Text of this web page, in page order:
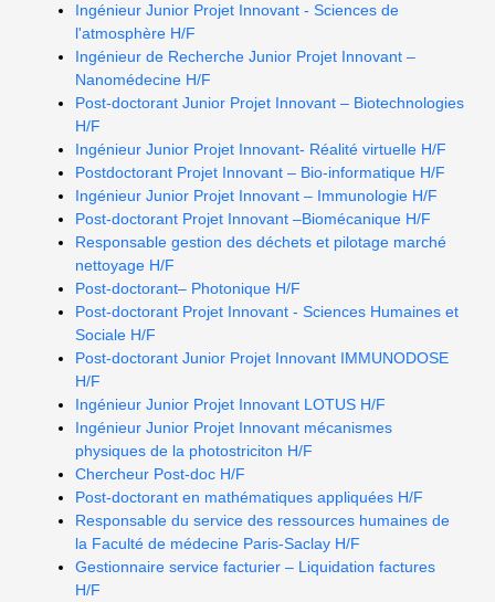
Ingénieur Junior Projet Innovant - Sciences de
l'atmosphère H/F
Ingénieur de Recherche Junior Projet Innovant –
Nanomédecine H/F
Post-doctorant Junior Projet Innovant – Biotechnologies
H/F
Ingénieur Junior Projet Innovant- Réalité virtuelle H/F
Postdoctorant Projet Innovant – Bio-informatique H/F
Ingénieur Junior Projet Innovant – Immunologie H/F
Post-doctorant Projet Innovant –Biomécanique H/F
Responsable gestion des déchets et pilotage marché
nettoyage H/F
Post-doctorant– Photonique H/F
Post-doctorant Projet Innovant - Sciences Humaines et
Sociale H/F
Post-doctorant Junior Projet Innovant IMMUNODOSE
H/F
Ingénieur Junior Projet Innovant LOTUS H/F
Ingénieur Junior Projet Innovant mécanismes
physiques de la photostriciton H/F
Chercheur Post-doc H/F
Post-doctorant en mathématiques appliquées H/F
Responsable du service des ressources humaines de
la Faculté de médecine Paris-Saclay H/F
Gestionnaire service facturier – Liquidation factures
H/F